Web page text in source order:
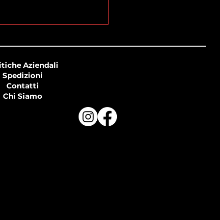
Aziendali
Spedizioni
Contatti
Chi Siamo